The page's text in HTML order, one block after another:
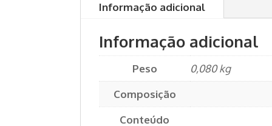
Informação adicional
Informação adicional
Peso
0,080 kg
Composição
Conteúdo